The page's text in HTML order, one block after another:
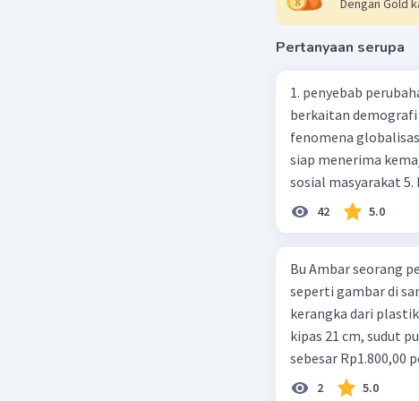
Dengan Gold
Pertanyaan serupa
1. penyebab
berkaitan demografi
fenomena
siap menerima
sosial masyarakat
perubahan ke arah
pengetahuan dan
pahaman, salah
adalah mengikuti...
Madura yang
kebudayaan 10.
kartal, giral 12.
merupakan syarat
42 5.0
Bu Ambar seorang
seperti gambar di
kerangka dari
kipas 21 cm, sudut
sebesar Rp1.800,00
Rp350,00/m. Kipas
2 5.0